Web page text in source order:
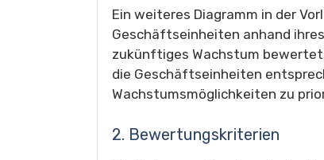
Ein weiteres Diagramm in der
Geschäftseinheiten anhand
zukünftiges Wachstum
die Geschäftseinheiten
Wachstumsmöglichkeiten zu
2. Bewertungskriterien